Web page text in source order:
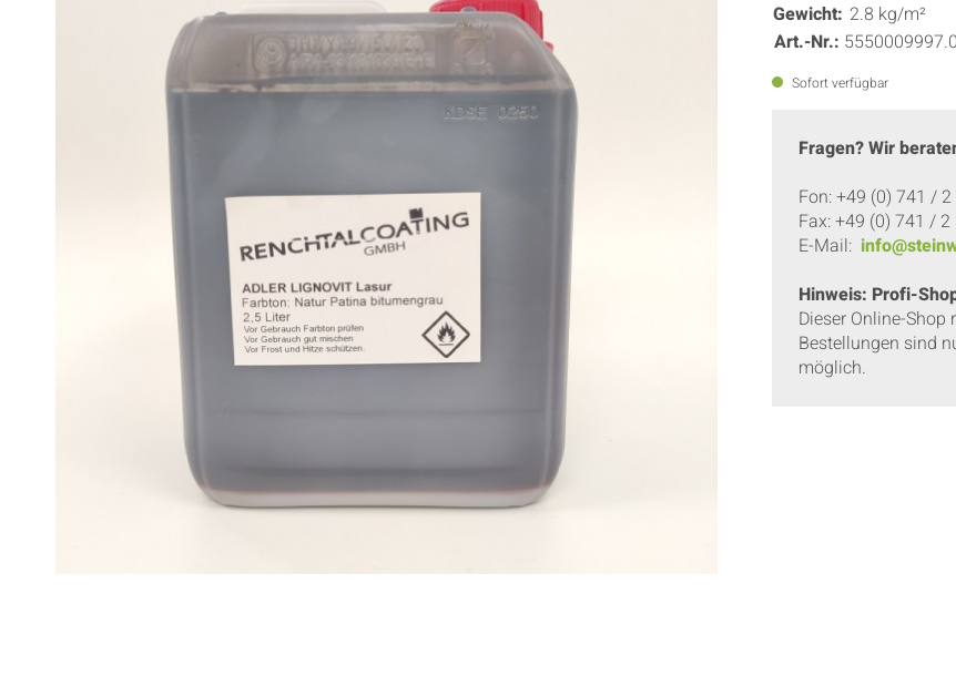
Gewicht: 2.8 kg/m²
Art.-Nr.:
Sofort verfügbar
Fragen? Wir
Fon: +49 (0) 741 / 2
Fax: +49 (0) 741 /
E-Mail:
Hinweis: Profi-
Dieser Online-
Bestellungen sind
möglich.